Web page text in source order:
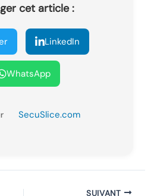
cet article :
LinkedIn
WhatsApp
SecuSlice.com
SUIVANT